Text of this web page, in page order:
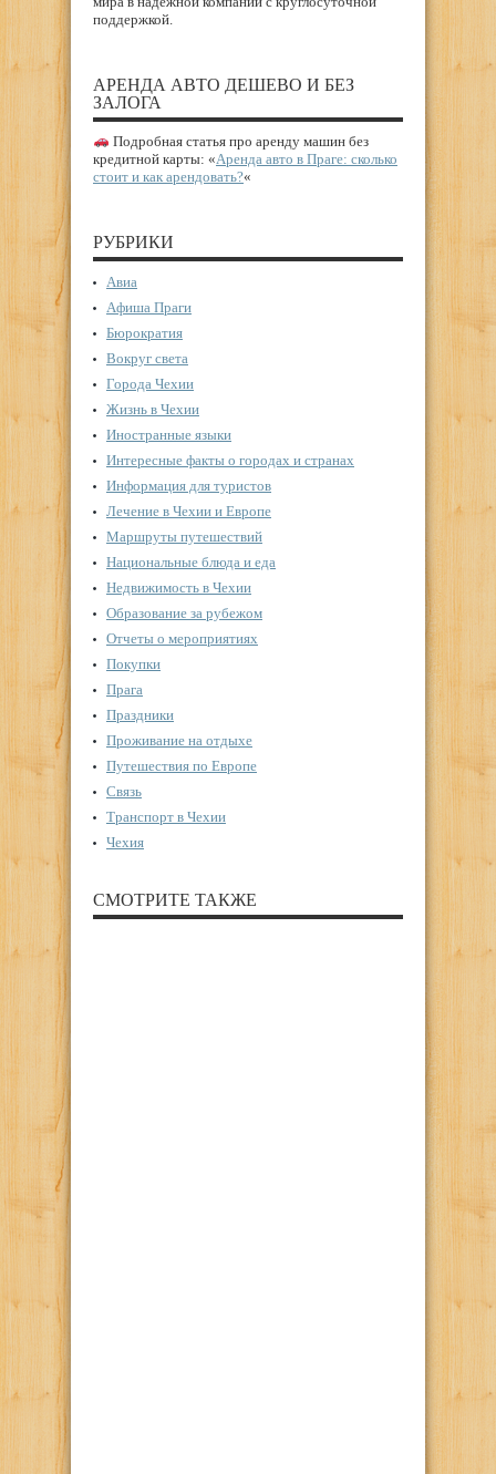
поддержкой.
АРЕНДА АВТО ДЕШЕВО И БЕЗ
ЗАЛОГА
Подробная статья про аренду машин без
кредитной карты: «Аренда авто в Праге: сколько
стоит и как арендовать?«
РУБРИКИ
Авиа
Афиша Праги
Бюрократия
Вокруг света
Города Чехии
Жизнь в Чехии
Иностранные языки
Интересные факты о городах и странах
Информация для туристов
Лечение в Чехии и Европе
Маршруты путешествий
Национальные блюда и еда
Недвижимость в Чехии
Образование за рубежом
Отчеты о мероприятиях
Покупки
Прага
Праздники
Проживание на отдыхе
Путешествия по Европе
Связь
Транспорт в Чехии
Чехия
СМОТРИТЕ ТАКЖЕ